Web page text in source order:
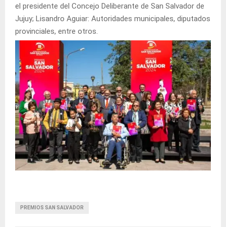
el presidente del Concejo Deliberante de San Salvador de
Jujuy; Lisandro Aguiar: Autoridades municipales, diputados
provinciales, entre otros.
PREMIOS SAN SALVADOR